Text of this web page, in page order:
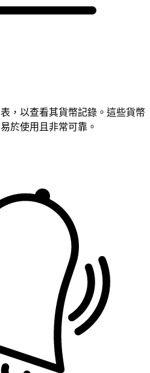
，以查看其貨幣記錄。這些貨幣
於使用且非常可靠。